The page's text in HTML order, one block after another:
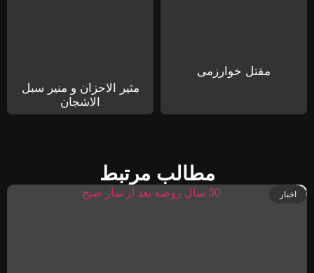
مقتل خوارزمی
مثیر الاحزان و منیر سبل
الاشجان
مطالب مرتبط
اخبار